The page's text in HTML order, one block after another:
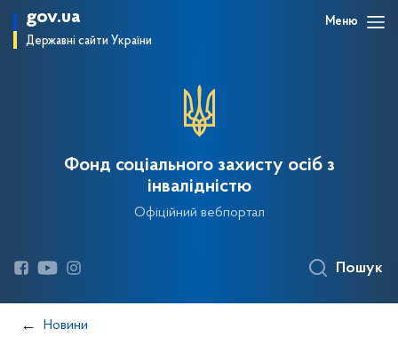
gov.ua
Державні сайти України
Меню
Фонд соціального захисту осіб з
інвалідністю
Офіційний вебпортал
Пошук
Новини